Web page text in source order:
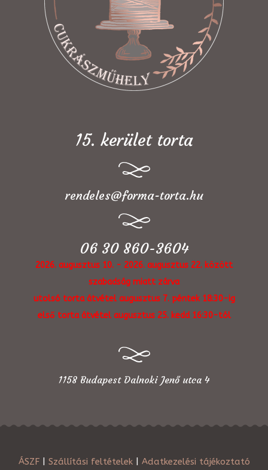
15. kerület torta
rendeles@forma-torta.hu
06 30 860-3604
2026. augusztus 10. - 2026. augusztus 22. között
szabadság miatt zárva
utolsó torta átvétel augusztus 7. péntek 18:30-ig
első torta átvétel augusztus 25. kedd 16:30-tól
1158 Budapest Dalnoki Jenő utca 4
ÁSZF| Szállítási feltételek| Adatkezelési tájékoztató